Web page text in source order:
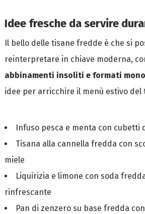
Idee fresche da servire
Il bello delle tisane fredde è che si
reinterpretare in chiave moderna,
abbinamenti insoliti e formati
idee per arricchire il menù estivo del
Infuso pesca e menta con cubetti
Tisana alla cannella fredda con
miele
Liquirizia e limone con soda
rinfrescante
Pan di zenzero su base fredda